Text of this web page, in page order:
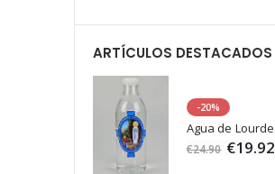
ARTÍCULOS DESTACADOS
-20%
€24.90 €19.92